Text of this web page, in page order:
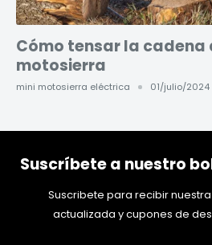
Cómo tensar la cadena
motosierra
mini motosierra eléctrica 01/julio/2024
Suscríbete a nuestro
Suscribete para recibir
actualizada y cupones de